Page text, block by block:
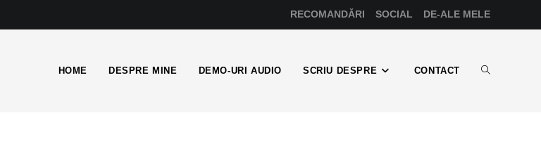
RECOMANDĂRI SOCIAL DE-ALE MELE
HOME DESPRE MINE DEMO-URI AUDIO SCRIU DESPRE CONTACT